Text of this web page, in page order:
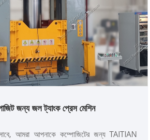
জন্য জল ট্যাংক প্রেস মেশিন
হিসাবে, আমরা আপনাকে কম্পোজিটের জন্য TAITIAN